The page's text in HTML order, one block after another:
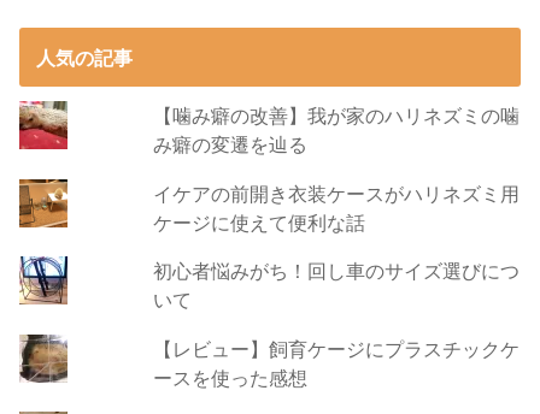
人気の記事
【噛み癖の改善】我が家のハリネズミの噛
み癖の変遷を辿る
イケアの前開き衣装ケースがハリネズミ用
ケージに使えて便利な話
初心者悩みがち！回し車のサイズ選びにつ
いて
【レビュー】飼育ケージにプラスチックケ
ースを使った感想